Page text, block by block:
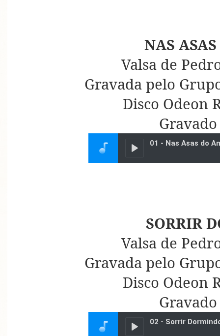
NAS
Valsa de
Gravada pelo
Disco Odeon
SORRIR
Valsa de
Gravada pelo
Disco Odeon